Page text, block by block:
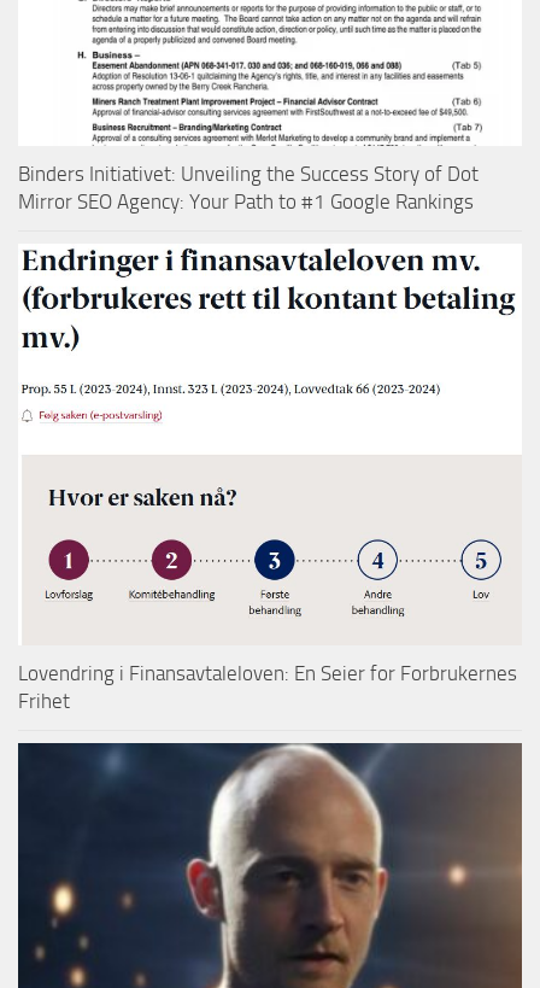
Binders Initiativet: Unveiling the Success Story of Dot
Mirror SEO Agency: Your Path to #1 Google Rankings
Lovendring i Finansavtaleloven: En Seier for Forbrukernes
Frihet